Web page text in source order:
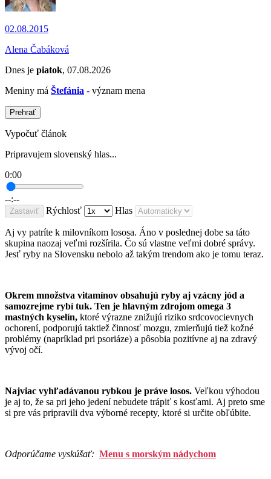
02.08.2015
Alena Čabáková
Dnes je piatok, 07.08.2026
Meniny má Štefánia - význam mena
Prehrať
Vypočuť článok
Pripravujem slovenský hlas...
0:00
--:--
Zastaviť Rýchlosť Hlas
Aj vy patríte k milovníkom lososa. Áno v poslednej dobe sa táto
skupina naozaj veľmi rozšírila. Čo sú vlastne veľmi dobré správy.
Jesť ryby na Slovensku nebolo až takým trendom ako je tomu teraz.
Okrem množstva vitamínov obsahujú ryby aj vzácny jód a
samozrejme rybí tuk. Ten je hlavným zdrojom omega 3
mastných kyselín, ktoré výrazne znižujú riziko srdcovocievnych
ochorení, podporujú taktiež činnosť mozgu, zmierňujú tiež kožné
problémy (napríklad pri psoriáze) a pôsobia pozitívne aj na zdravý
vývoj očí.
Najviac vyhľadávanou rybkou je práve losos. Veľkou výhodou
je aj to, že sa pri jeho jedení nebudete trápiť s kosťami. Aj preto sme
si pre vás pripravili dva výborné recepty, ktoré si určite obľúbite.
Odporúčame vyskúšať: Menu s morským nádychom